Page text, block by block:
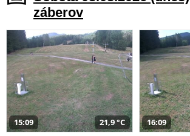
záberov
15:09 21,9 °C 16:09